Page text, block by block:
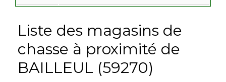
Liste des magasins de
chasse à proximité de
BAILLEUL (59270)